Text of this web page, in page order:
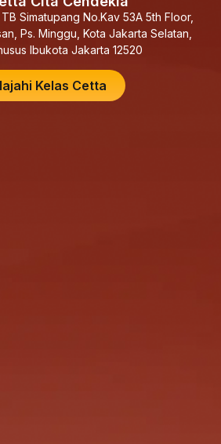
Simatupang No.Kav 53A 5th Floor,
Ps. Minggu, Kota Jakarta Selatan,
Ibukota Jakarta 12520
Kelas Cetta